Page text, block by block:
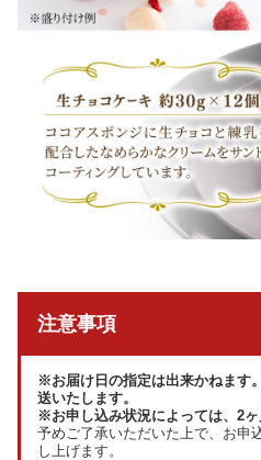
注意事項
※お届け日の指定は出来かねます
送いたします。
※お申し込み状況によっては、2ヶ
予めご了承いただいた上で、お申
し上げます。